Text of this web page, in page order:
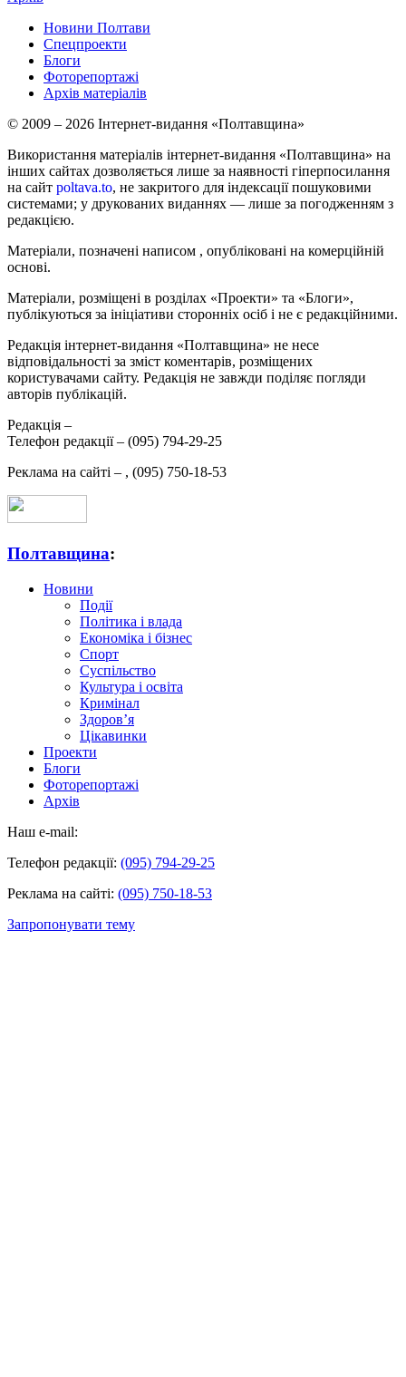
Новини Полтави
Спецпроекти
Блоги
Фоторепортажі
Архів матеріалів
© 2009 – 2026 Інтернет-видання «Полтавщина»
Використання матеріалів інтернет-видання «Полтавщина» на
інших сайтах дозволяється лише за наявності гіперпосилання
на сайт poltava.to, не закритого для індексації пошуковими
системами; у друкованих виданнях — лише за погодженням з
редакцією.
Матеріали, позначені написом , опубліковані на комерційній
основі.
Матеріали, розміщені в розділах «Проекти» та «Блоги»,
публікуються за ініціативи сторонніх осіб і не є редакційними.
Редакція інтернет-видання «Полтавщина» не несе
відповідальності за зміст коментарів, розміщених
користувачами сайту. Редакція не завжди поділяє погляди
авторів публікацій.
Редакція –
Телефон редакції – (095) 794-29-25
Реклама на сайті – , (095) 750-18-53
Полтавщина:
Новини
Події
Політика і влада
Економіка і бізнес
Спорт
Суспільство
Культура і освіта
Кримінал
Здоров’я
Цікавинки
Проекти
Блоги
Фоторепортажі
Архів
Наш e-mail:
Телефон редакції: (095) 794-29-25
Реклама на сайті: (095) 750-18-53
Запропонувати тему